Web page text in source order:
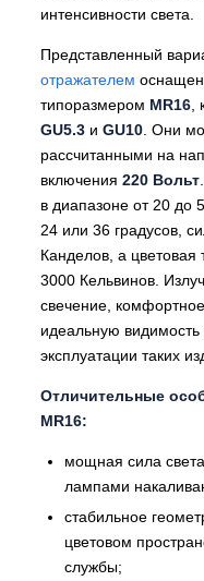
интенсивности света.
Представленный
отражателем
типоразмером MR16,
GU5.3 и GU10. Они
рассчитанными на
включения 220 Вольт
в диапазоне от 20 до
24 или 36 градусов,
Канделов, а цветовая
3000 Кельвинов.
свечение,
идеальную
эксплуатации таких
Отличительные
MR16:
мощная сила
лампами
стабильное
цветовом
службы;